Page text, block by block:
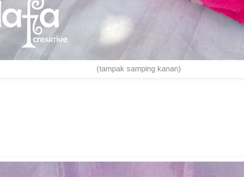
(tampak samping kanan)